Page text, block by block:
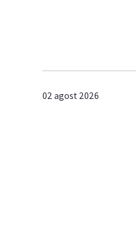
02 agost 2026